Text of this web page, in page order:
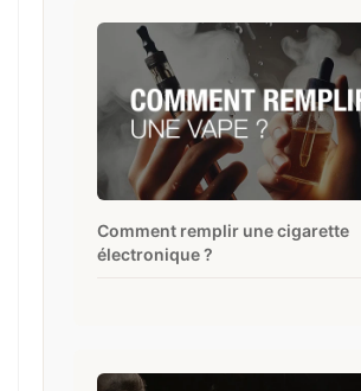
Comment remplir une cigarette
électronique ?